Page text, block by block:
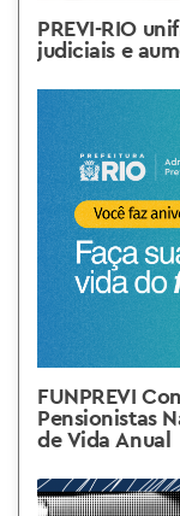
PREVI-RIO
judiciais e
FUNPREVI
Pensionistas
de Vida Anual